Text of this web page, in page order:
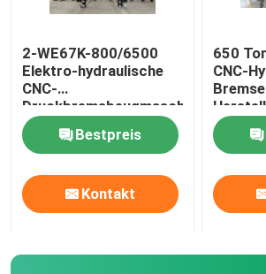
hydraulische scherende Maschine
Strahlanlage
Laserschneidmaschine
2-WE67K-800/6500
Elektro-hydraulische
CNC-
Druckbremsbeugmaschine
Bestpreis
Kontakt
650
CNC-
hohen